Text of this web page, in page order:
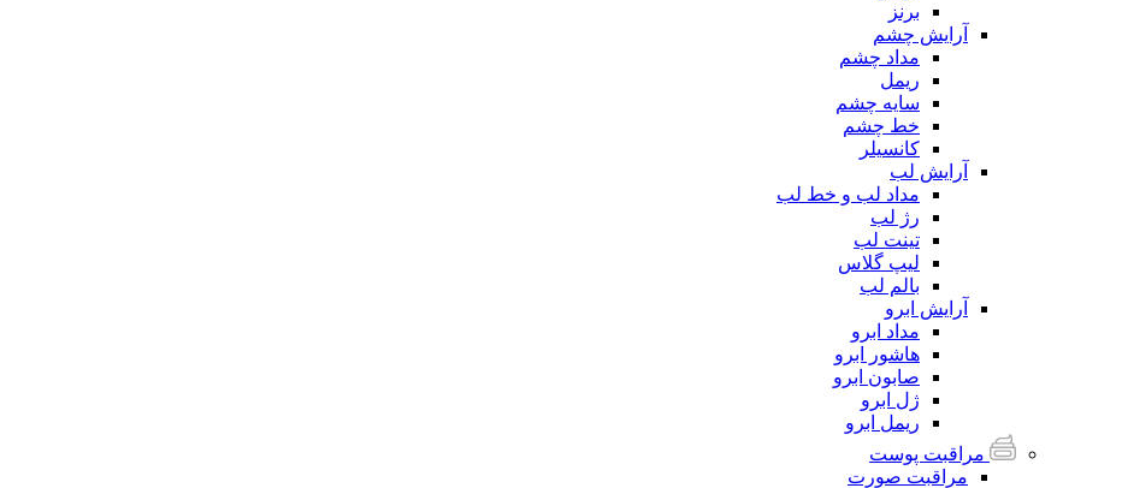
برنز
آرایش چشم
مداد چشم
ریمل
سایه چشم
خط چشم
کانسیلر
آرایش لب
مداد لب و خط لب
رژ لب
تینت لب
لیپ گلاس
بالم لب
آرایش ابرو
مداد ابرو
هاشور ابرو
صابون ابرو
ژل ابرو
ریمل ابرو
مراقبت پوست
مراقبت صورت